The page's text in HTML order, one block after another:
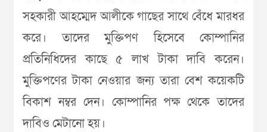
সহকারী আহম্মেদ আলীকে গাছের সাথে বেঁধে মারধর
করে। তাদের মুক্তিপণ হিসেবে কোম্পানির
প্রতিনিধিদের কাছে ৫ লাখ টাকা দাবি করেন।
মুক্তিপণের টাকা নেওয়ার জন্য তারা বেশ কয়েকটি
বিকাশ নম্বর দেন। কোম্পানির পক্ষ থেকে তাদের
দাবিও মেটানো হয়।